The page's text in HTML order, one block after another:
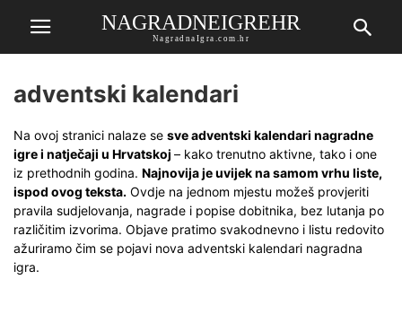
NAGRADNEIGREHR
NagradnaIgra.com.hr
adventski kalendari
Na ovoj stranici nalaze se sve adventski kalendari nagradne
igre i natječaji u Hrvatskoj – kako trenutno aktivne, tako i one
iz prethodnih godina. Najnovija je uvijek na samom vrhu liste,
ispod ovog teksta. Ovdje na jednom mjestu možeš provjeriti
pravila sudjelovanja, nagrade i popise dobitnika, bez lutanja po
različitim izvorima. Objave pratimo svakodnevno i listu redovito
ažuriramo čim se pojavi nova adventski kalendari nagradna
igra.